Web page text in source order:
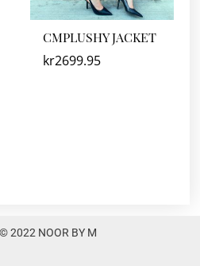
CMPLUSHY JACKET
kr2699.95
2022 NOOR BY M